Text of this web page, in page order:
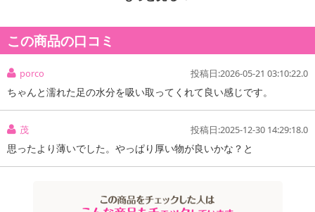
この商品の口コミ
porco 投稿日:2026-05-21 03:10:22.0
ちゃんと濡れた足の水分を吸い取ってくれて良い感じです。
茂 投稿日:2025-12-30 14:29:18.0
思ったより薄いでした。やっぱり厚い物が良いかな？と